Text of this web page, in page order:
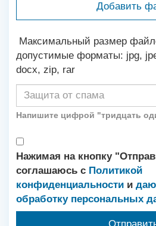
Добавить
Максимальный размер
допустимые форматы: jpg,
docx, zip, rar
Напишите цифрой "тридцать
Нажимая на кнопку
соглашаюсь с Политикой
конфиденциальности и даю
обработку персональных